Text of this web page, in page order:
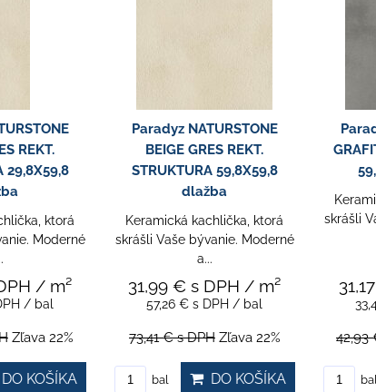
REKT.
29,8X59,8
ktorá
Moderné
/ m²
/ bal
Zľava 22%
KOŠÍKA
Paradyz NATURSTONE
GRYS GRES REKT.
STRUKTURA 59,8X59,8
dlažba
Keramická kachlička, ktorá
skrášli Vaše bývanie. Moderné
a...
31,99 € s DPH / m²
57,26 € s DPH / bal
73,41 €s DPH Zľava 22%
bal DO KOŠÍKA
BEIGE
skrášli
5,76
ks